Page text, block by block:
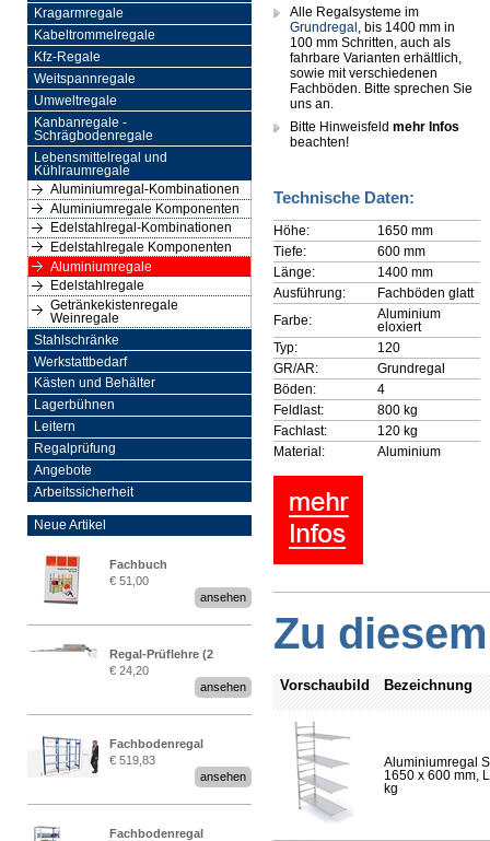
Kragarmregale
Kabeltrommelregale
Kfz-Regale
Weitspannregale
Umweltregale
Kanbanregale -
Schrägbodenregale
Lebensmittelregal und
Kühlraumregale
Aluminiumregal-Kombinationen
Aluminiumregale Komponenten
Edelstahlregal-Kombinationen
Edelstahlregale Komponenten
Aluminiumregale
Edelstahlregale
Getränkekistenregale
Weinregale
Stahlschränke
Werkstattbedarf
Kästen und Behälter
Lagerbühnen
Leitern
Regalprüfung
Angebote
Arbeitssicherheit
Neue Artikel
Fachbuch
„Regalprüfung nach DIN
€ 51,00
ansehen
Regal-Prüflehre (2
Stück)
€ 24,20
ansehen
Fachbodenregal
Stecksystem MultiPlus
2,25 Meter breit
€ 519,83
ansehen
Fachbodenregal
Alle Regalsysteme im
Grundregal , bis 1400 mm in
100 mm Schritten, auch als
fahrbare Varianten erhältlich,
sowie mit verschiedenen
Fachböden. Bitte sprechen Sie
uns an.
Bitte Hinweisfeld mehr Infos
beachten!
Technische Daten:
Höhe:
1650 mm
Tiefe:
600 mm
Länge:
1400 mm
Ausführung:
Fachböden glatt
Farbe:
Aluminium
eloxiert
Typ:
120
GR/AR:
Grundregal
Böden:
4
Feldlast:
800 kg
Fachlast:
120 kg
Material:
Aluminium
Zu
Vorschaubild Bezeichnung
Aluminiumregal
1650 x 600 mm,
kg